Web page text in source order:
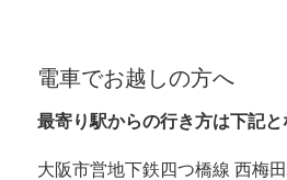
電車でお越しの方へ
最寄り駅からの行き方は下記と
大阪市営地下鉄四つ橋線 西梅田